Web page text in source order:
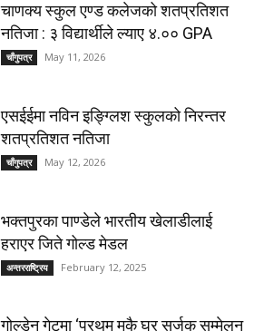
चाणक्य स्कुल एण्ड कलेजको शतप्रतिशत
नतिजा : ३ विद्यार्थीले ल्याए ४.०० GPA
चाँगुपत्र May 11, 2026
एसईईमा नविन इङ्ग्लिश स्कुलको निरन्तर
शतप्रतिशत नतिजा
चाँगुपत्र May 12, 2026
भक्तपुरका पाण्डेले भारतीय खेलाडीलाई
हराएर जिते गोल्ड मेडल
अन्तरराष्ट्रिय February 12, 2025
गोल्डेन गेटमा ‘प्रथम मकै घर सर्जक सम्मेलन